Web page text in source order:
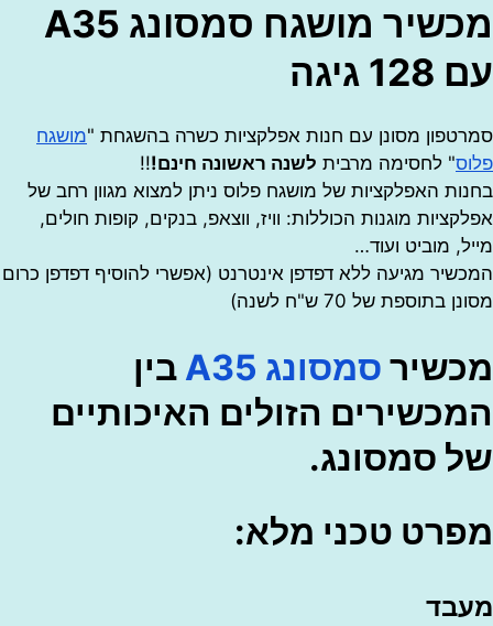
מכשיר מושגח סמסונג A35
מסונן עם חנות אפלקציות כשרה בהשגחת "מושגח
" לחסימה מרביתלשנה ראשונה חינם!!!
האפלקציות של מושגח פלוס ניתן למצוא מגוון רחב של
מוגנות הכוללות: וויז, ווצאפ, בנקים, קופות חולים,
מוביט ועוד…
מגיעה ללא דפדפן אינטרנט (אפשרי להוסיף דפדפן כרום
של 70 ש"ח לשנה)
סמסונג A35
בין
הזולים האיכותיים
סמסונג.
טכני מלא: